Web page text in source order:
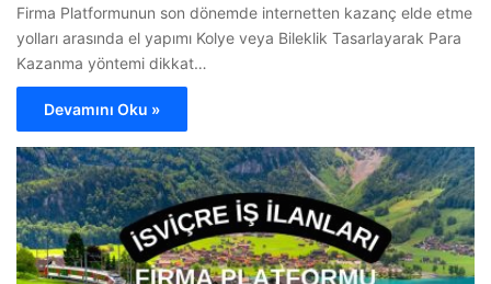
Firma Platformunun son dönemde internetten kazanç elde etme
yolları arasında el yapımı Kolye veya Bileklik Tasarlayarak Para
Kazanma yöntemi dikkat…
Devamını Oku »